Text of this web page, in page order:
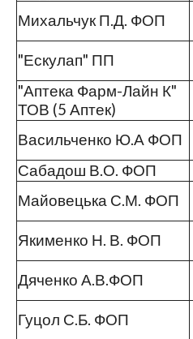
Михальчук П.Д. ФОП
"Ескулап" ПП
"Аптека Фарм-Лайн К"
ТОВ (5 Аптек)
Васильченко Ю.А ФОП
Сабадош В.О. ФОП
Майовецька С.М. ФОП
Якименко Н. В. ФОП
Дяченко А.В.ФОП
Гуцол С.Б. ФОП